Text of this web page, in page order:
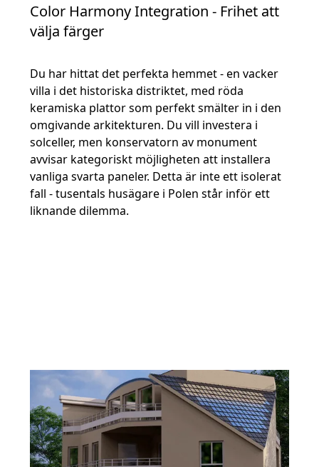
Color Harmony Integration - Frihet att
välja färger
Du har hittat det perfekta hemmet - en vacker
villa i det historiska distriktet, med röda
keramiska plattor som perfekt smälter in i den
omgivande arkitekturen. Du vill investera i
solceller, men konservatorn av monument
avvisar kategoriskt möjligheten att installera
vanliga svarta paneler. Detta är inte ett isolerat
fall - tusentals husägare i Polen står inför ett
liknande dilemma.